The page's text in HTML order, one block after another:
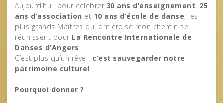
Aujourd’hui, pour célébrer 30 ans d’enseignement, 25
ans d’association et 10 ans d’école de danse, les
plus grands Maîtres qui ont croisé mon chemin se
réunissent pour La Rencontre Internationale de
Danses d’Angers.
C’est plus qu’un rêve : c’est sauvegarder notre
patrimoine culturel.
Pourquoi donner ?